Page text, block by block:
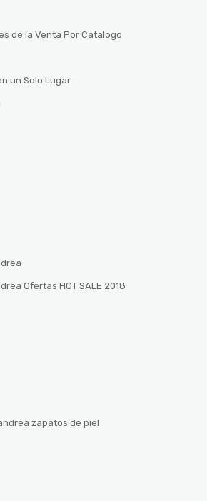
de la Venta Por Catalogo
un Solo Lugar
Ofertas HOT SALE 2018
zapatos de piel